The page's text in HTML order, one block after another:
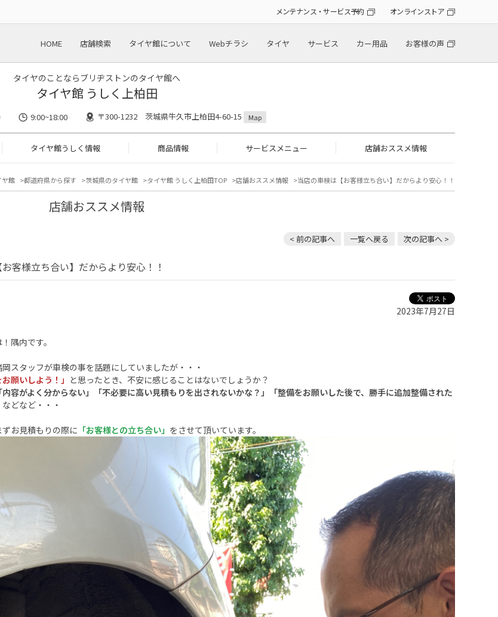
メンテナンス・サービス予約 オンラインストア
HOME 店舗検索 タイヤ館について Webチラシ タイヤ サービス カー用品 お客様の声
タイヤのことならブリヂストンのタイヤ館へ
タイヤ館 うしく上柏田
9:00~18:00 〒300-1232 茨城県牛久市上柏田4-60-15 Map
タイヤ館うしく情報 商品情報 サービスメニュー 店舗おススメ情報
ヤ館 都道府県から探す 茨城県のタイヤ館 タイヤ館 うしく上柏田TOP 店舗おススメ情報 当店の車検は【お客様立ち合い】だからより安心！！
店舗おススメ情報
< 前の記事へ 一覧へ戻る 次の記事へ >
客様立ち合い】だからより安心！！
2023年7月27日
隅内です。
スタッフが車検の事を話題にしていましたが・・・
お願いしよう！」 と思ったとき、不安に感じることはないでしょうか？
「内容がよく分からない」「不必要に高い見積もりを出されないかな？」「整備をお願いした後で、勝手に追加整備された
などなど・・・
お見積もりの際に 「お客様との立ち合い」 をさせて頂いています。